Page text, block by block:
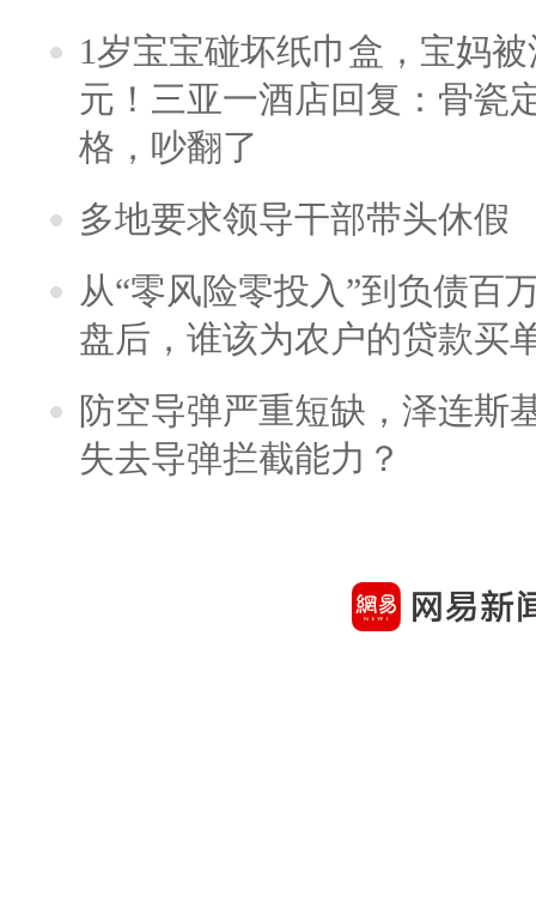
1岁宝宝碰坏纸巾盒，宝妈
元！三亚一酒店回复：骨瓷
格，吵翻了
多地要求领导干部带头休假
从“零风险零投入”到负债百
盘后，谁该为农户的贷款买
防空导弹严重短缺，泽连斯
失去导弹拦截能力？